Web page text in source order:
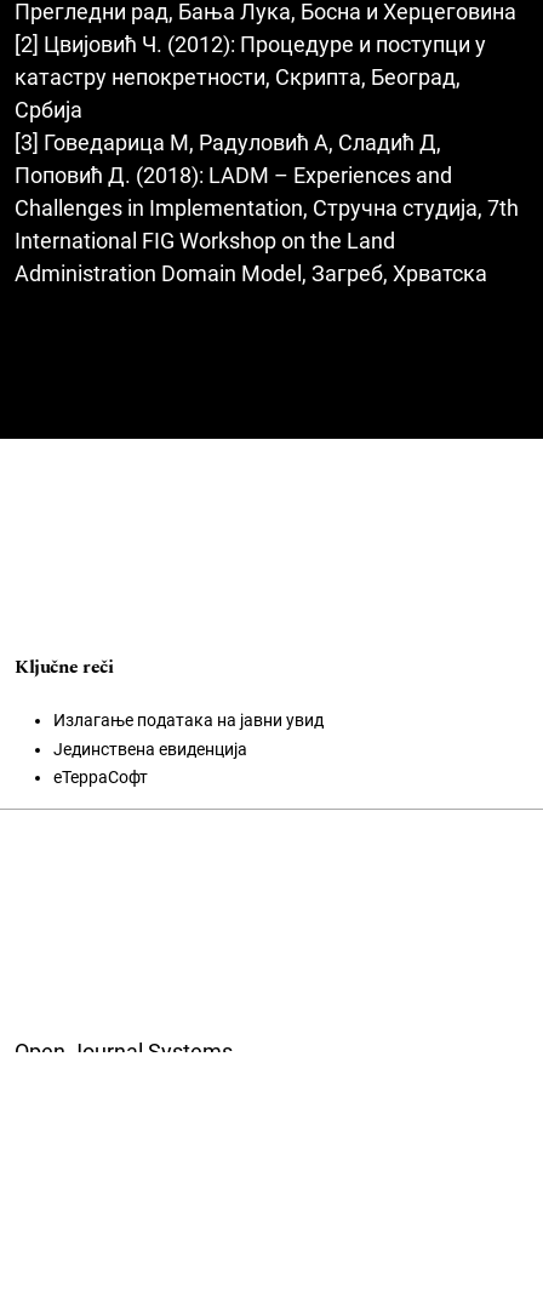
Прегледни рад, Бања Лука, Босна и Херцеговина
[2] Цвијовић Ч. (2012): Процедуре и поступци у
катастру непокретности, Скрипта, Београд,
Србија
[3] Говедарица М, Радуловић А, Сладић Д,
Поповић Д. (2018): LADM – Experiences and
Challenges in Implementation, Стручна студија, 7th
International FIG Workshop on the Land
Administration Domain Model, Загреб, Хрватска
Ključne reči
Излагање података на јавни увид
Јединствена евиденција
еТерраСофт
Open Journal Systems